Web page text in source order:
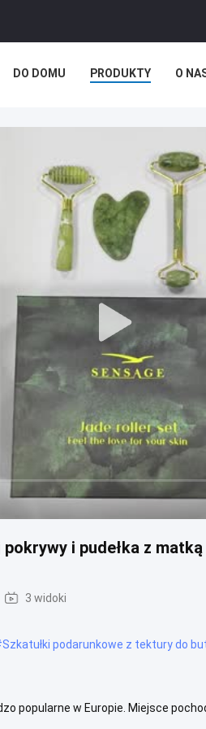
DO DOMU PRODUKTY O
i pudełka z
3 widoki
Szkatułki podarunkowe z tektury do
popularne w Europie. Miejsce